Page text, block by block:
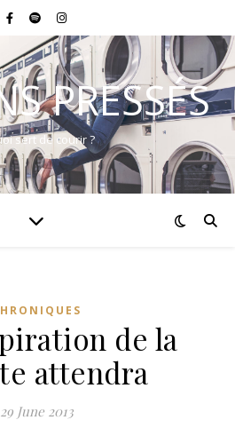
PRESSÉS
sert de courir ?
de la
attendra
29 June 2013